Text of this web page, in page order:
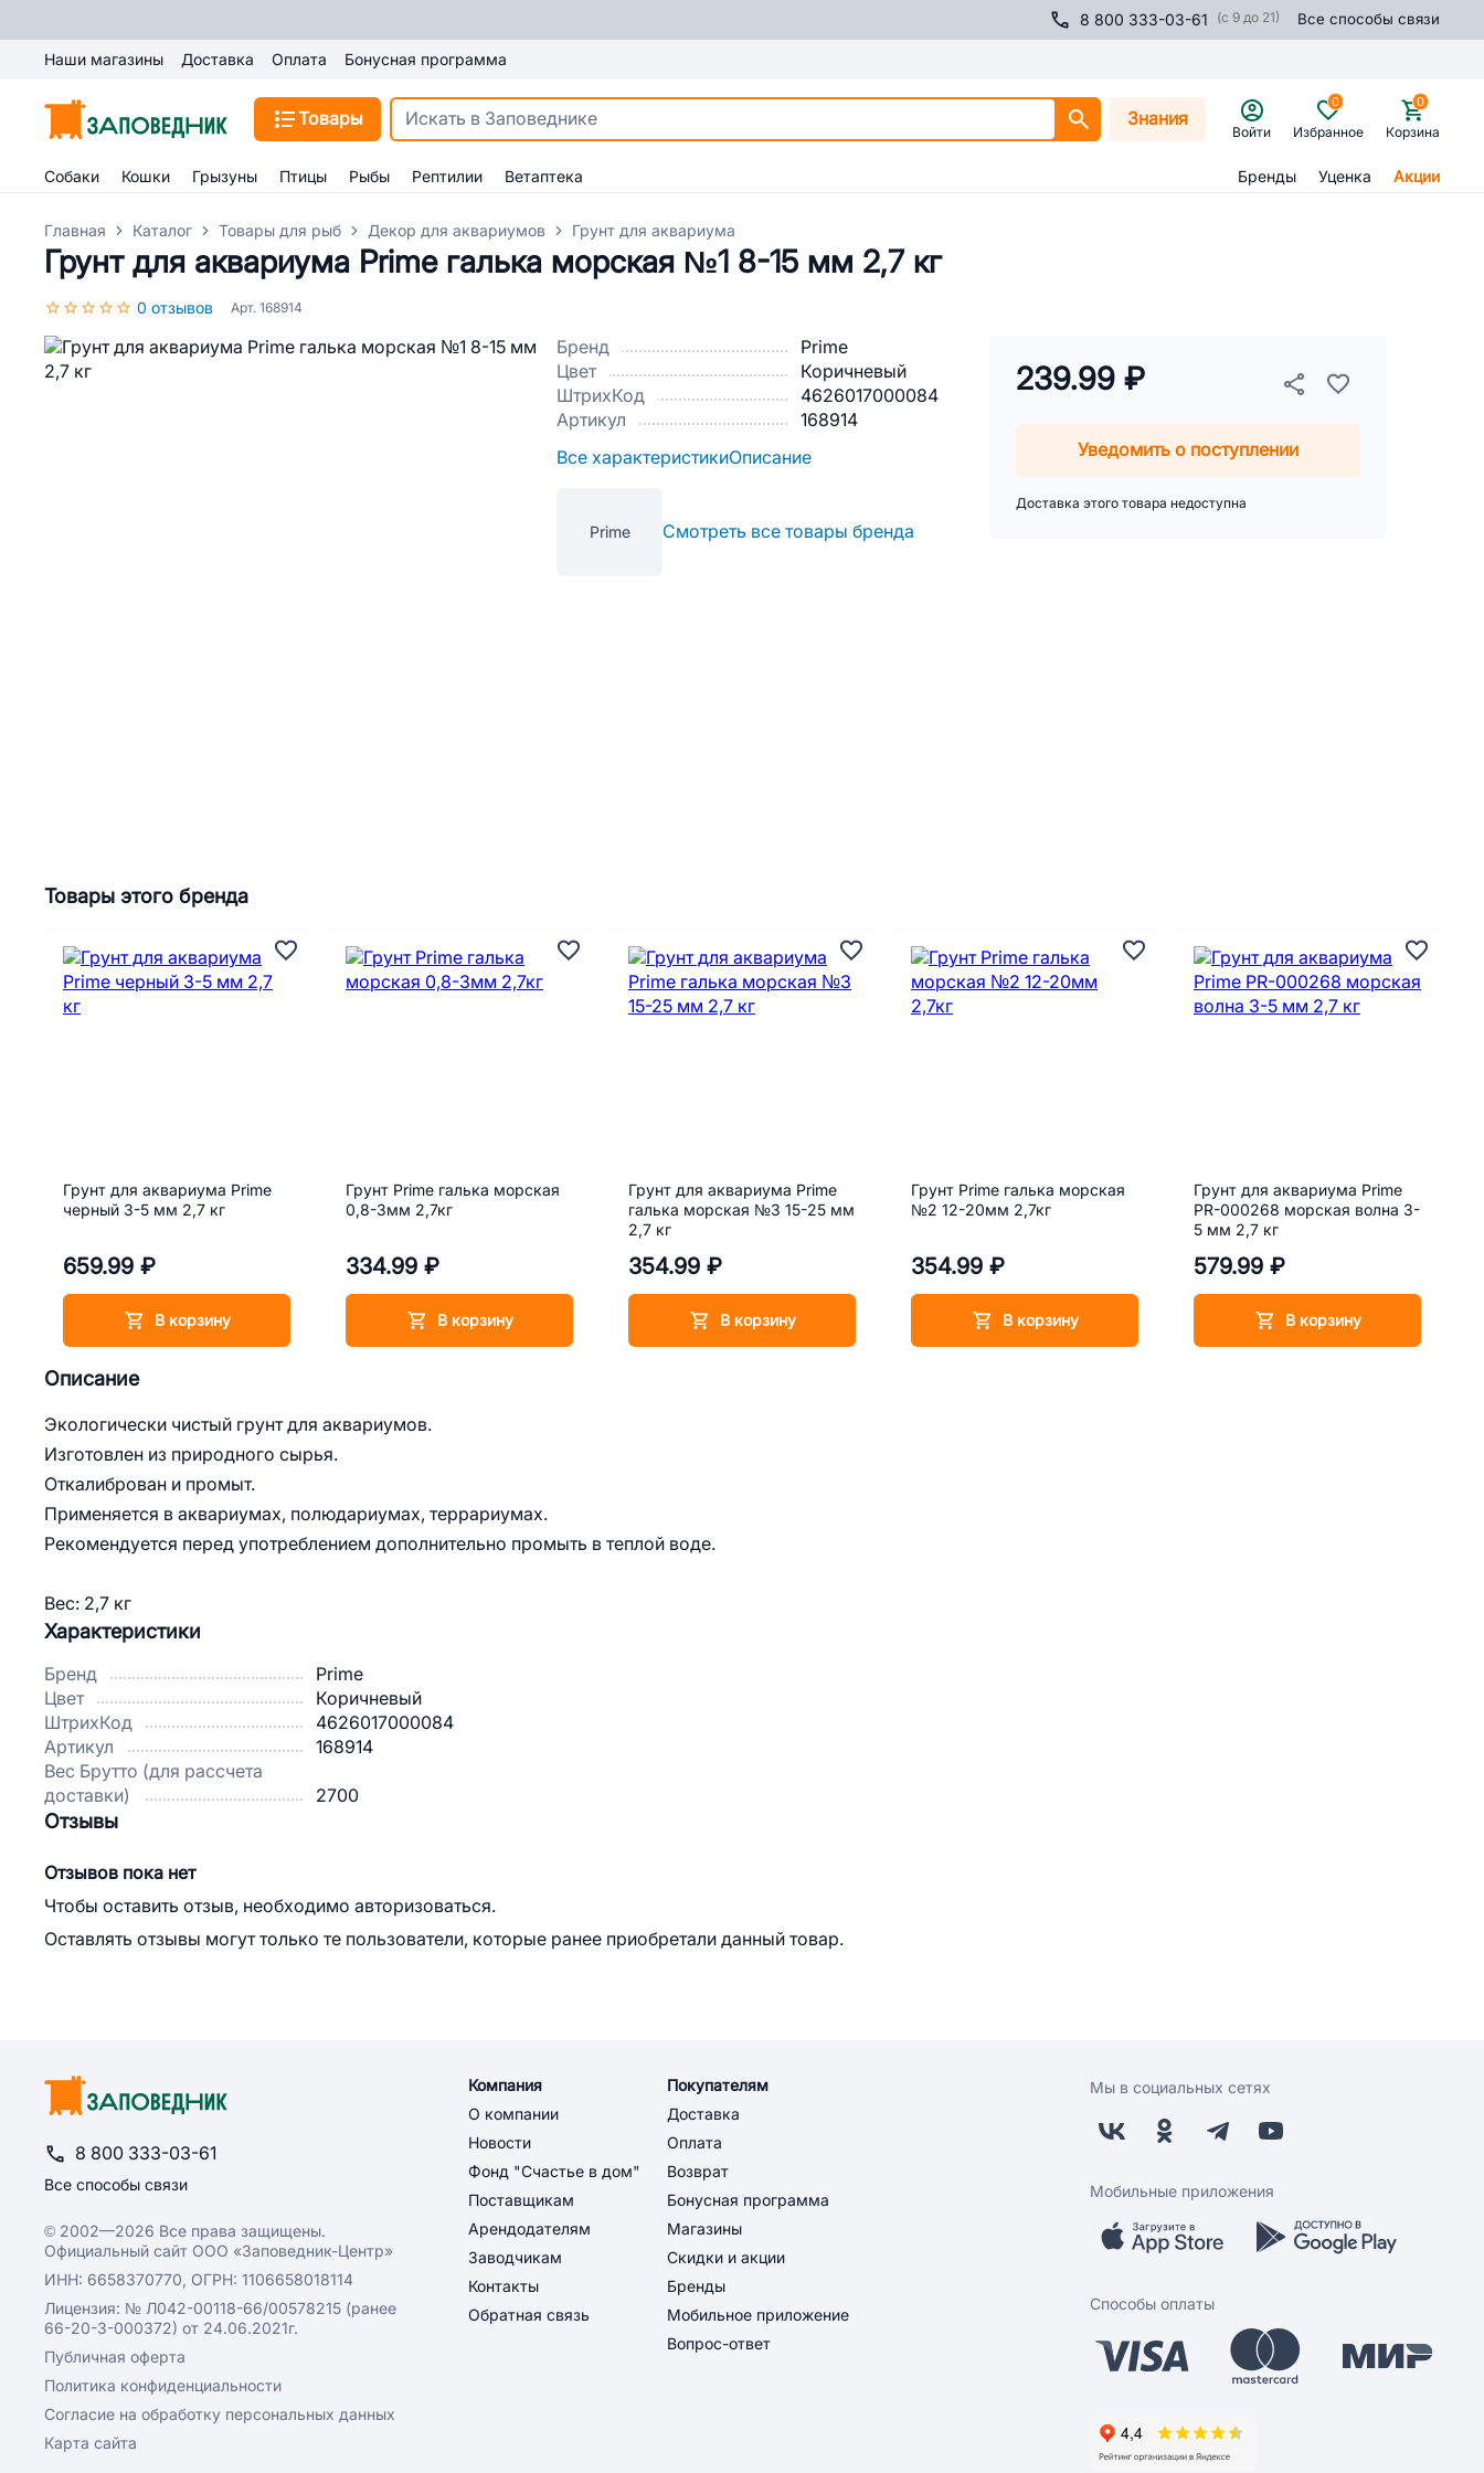
8 800 333-03-61 (с 9 до 21) Все способы связи
Наши магазины Доставка Оплата Бонусная программа
Товары Знания
Войти Избранное
0
Корзина
0
Собаки Кошки Грызуны Птицы Рыбы Рептилии Ветаптека Бренды Уценка Акции
Главная Каталог Товары для рыб Декор для аквариумов Грунт для аквариума
Грунт для аквариума Prime галька морская №1 8-15 мм 2,7 кг
0 отзывов Арт. 168914
Бренд
Prime
Цвет
Коричневый
ШтрихКод
4626017000084
Артикул
168914
Все характеристикиОписание
Prime Смотреть все товары бренда
239.99 ₽
Уведомить о поступлении
Доставка этого товара недоступна
Описание
Экологически чистый грунт для аквариумов.
Изготовлен из природного сырья.
Откалиброван и промыт.
Применяется в аквариумах, полюдариумах, террариумах.
Рекомендуется перед употреблением дополнительно промыть в теплой воде.
Вес: 2,7 кг
Товары этого бренда
Грунт для аквариума Prime
черный 3-5 мм 2,7 кг
659.99 ₽
В корзину
Грунт Prime галька морская
0,8-3мм 2,7кг
334.99 ₽
В корзину
Грунт для аквариума Prime
галька морская №3 15-25 мм
2,7 кг
354.99 ₽
В корзину
Грунт Prime галька морская
№2 12-20мм 2,7кг
354.99 ₽
В корзину
Грунт для аквариума Prime
PR-000268 морская волна 3-
5 мм 2,7 кг
579.99 ₽
В корзину
Характеристики
Бренд
Prime
Цвет
Коричневый
ШтрихКод
4626017000084
Артикул
168914
Вес Брутто (для рассчета
доставки)
2700
Отзывы
Отзывов пока нет
Чтобы оставить отзыв, необходимо авторизоваться.
Оставлять отзывы могут только те пользователи, которые ранее приобретали данный товар.
8 800 333-03-61
Все способы связи
© 2002—2026 Все права защищены.
Официальный сайт ООО «Заповедник-Центр»
ИНН: 6658370770, ОГРН: 1106658018114
Лицензия: № Л042-00118-66/00578215 (ранее
66-20-3-000372) от 24.06.2021г.
Публичная оферта
Политика конфиденциальности
Согласие на обработку персональных данных
Карта сайта
Компания
О компании
Новости
Фонд "Счастье в дом"
Поставщикам
Арендодателям
Заводчикам
Контакты
Обратная связь
Покупателям
Доставка
Оплата
Возврат
Бонусная программа
Магазины
Скидки и акции
Бренды
Мобильное приложение
Вопрос-ответ
Мы в социальных сетях
Мобильные приложения
Способы оплаты